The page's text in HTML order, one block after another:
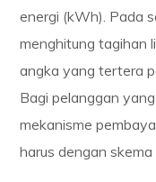
energi (kWh). Pada
menghitung tagihan
angka yang tertera
Bagi pelanggan
mekanisme
harus dengan